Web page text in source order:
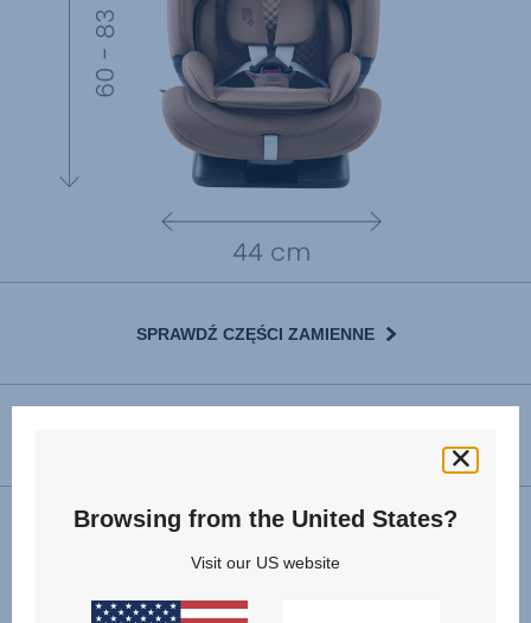
SPRAWDŹ CZĘŚCI ZAMIENNE
Montaż
Browsing from the United States?
Visit our US website